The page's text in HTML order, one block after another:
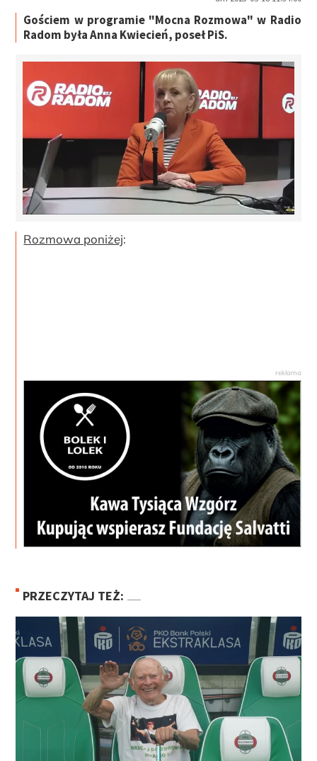
Gościem w programie "Mocna Rozmowa" w Radio
Radom była Anna Kwiecień, poseł PiS.
Rozmowa poniżej:
PRZECZYTAJ TEŻ: